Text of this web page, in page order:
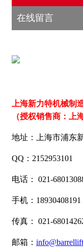
在线留言
上海新力特机械制
（授权销售商：上
地址：上海市浦东
QQ：
电话： 021-
手机：18930408191
传真： 021-
邮箱：